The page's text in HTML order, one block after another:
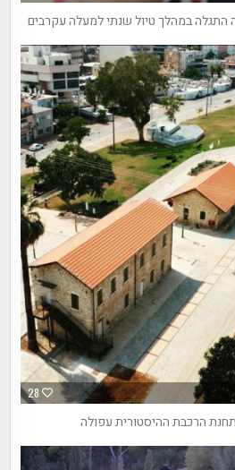
28
הרכבת ההיסטורית עפולה